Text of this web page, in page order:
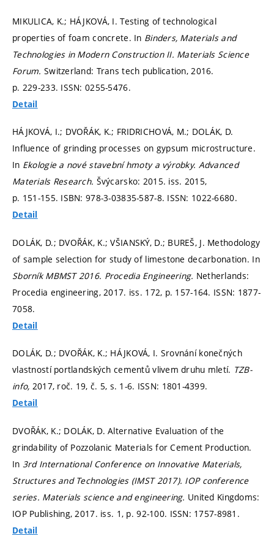
MIKULICA, K.; HÁJKOVÁ, I. Testing of technological
properties of foam concrete. In Binders, Materials and
Technologies in Modern Construction II. Materials Science
Forum. Switzerland: Trans tech publication, 2016.
p. 229-233. ISSN: 0255-5476.
Detail
HÁJKOVÁ, I.; DVOŘÁK, K.; FRIDRICHOVÁ, M.; DOLÁK, D.
Influence of grinding processes on gypsum microstructure.
In Ekologie a nové stavební hmoty a výrobky. Advanced
Materials Research. Švýcarsko: 2015. iss. 2015,
p. 151-155. ISBN: 978-3-03835-587-8. ISSN: 1022-6680.
Detail
DOLÁK, D.; DVOŘÁK, K.; VŠIANSKÝ, D.; BUREŠ, J. Methodology
of sample selection for study of limestone decarbonation. In
Sborník MBMST 2016. Procedia Engineering. Netherlands:
Procedia engineering, 2017. iss. 172, p. 157-164. ISSN: 1877-
7058.
Detail
DOLÁK, D.; DVOŘÁK, K.; HÁJKOVÁ, I. Srovnání konečných
vlastností portlandských cementů vlivem druhu mletí. TZB-
info, 2017, roč. 19, č. 5, s. 1-6. ISSN: 1801-4399.
Detail
DVOŘÁK, K.; DOLÁK, D. Alternative Evaluation of the
grindability of Pozzolanic Materials for Cement Production.
In 3rd International Conference on Innovative Materials,
Structures and Technologies (IMST 2017). IOP conference
series. Materials science and engineering. United Kingdoms:
IOP Publishing, 2017. iss. 1, p. 92-100. ISSN: 1757-8981.
Detail